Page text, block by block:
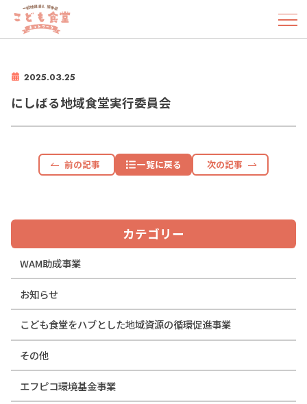
2025.03.25
にしばる地域食堂実行委員会
前の記事 一覧に戻る 次の記事
カテゴリー
WAM助成事業
お知らせ
こども食堂をハブとした地域資源の循環促進事業
その他
エフピコ環境基金事業